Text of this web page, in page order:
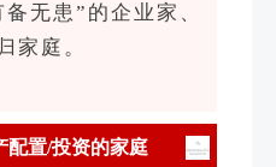
无患”的企业家、
家庭。
配置/投资的家庭